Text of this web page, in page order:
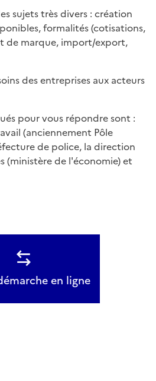
sujets très divers : création
formalités (cotisations,
de marque, import/export,
des entreprises aux acteurs
pour vous répondre sont :
(anciennement Pôle
de police, la direction
(ministère de l'économie) et
en ligne